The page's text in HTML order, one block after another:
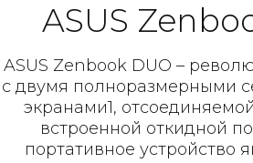
ASUS
ASUS Zenbook DUO –
с двумя полноразмерными
экранами1,
встроенной откидной
портативное устройство